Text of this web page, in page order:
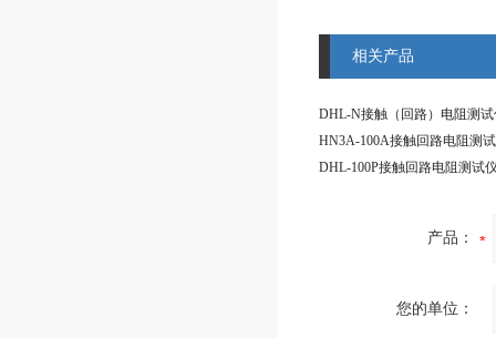
相关产品
DHL-N接触（回路）电阻测
HN3A-100A接触回路电阻测
DHL-100P接触回路电阻测试
产品：
您的单位：